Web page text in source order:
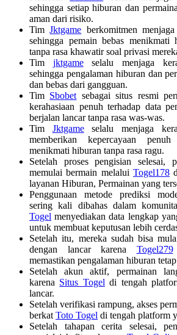
sehingga setiap hiburan dan
aman dari risiko.
TimJktgame berkomitmen
sehingga pemain bebas menikmati
tanpa rasa khawatir soal privasi
Tim jktgameselalu menjaga
sehingga pengalaman hiburan dan
dan bebas dari gangguan.
Tim Sbobet sebagai situs resmi
kerahasiaan penuh terhadap data
berjalan lancar tanpa rasa was-was.
Tim Jktgameselalu menjaga
memberikan kepercayaan
menikmati hiburan tanpa rasa ragu.
Setelah proses pengisian selesai,
memulai bermain melalui Togel178
layanan Hiburan, Permainan yang
Penggunaan metode prediksi
sering kali dibahas dalam
Togel menyediakan data lengkap
untuk membuat keputusan lebih
Setelah itu, mereka sudah bisa
dengan lancar karena Togel279
memastikan pengalaman hiburan
Setelah akun aktif, permainan
karena Situs Togel di tengah
lancar.
Setelah verifikasi rampung, akses
berkat Toto Togel di tengah platform
Setelah tahapan cerita selesai,